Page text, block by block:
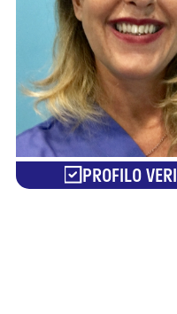
PROFILO